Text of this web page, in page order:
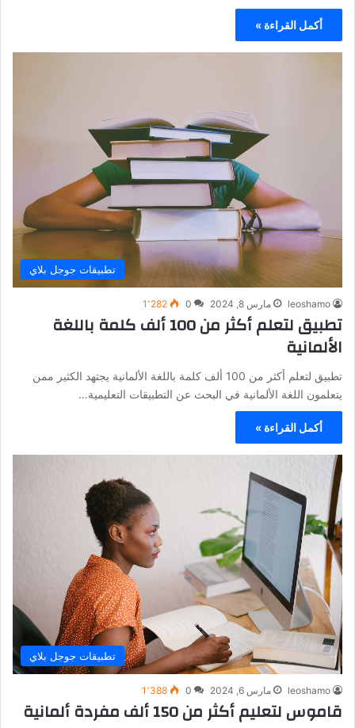
أكمل القراءة »
تطبيقات جوجل بلاي
leoshamo مارس 8, 2024 0 1٬282
تطبيق لتعلم أكثر من 100 ألف كلمة باللغة
الألمانية
تطبيق لتعلم أكثر من 100 ألف كلمة باللغة الألمانية يجتهد الكثير ممن
يتعلمون اللغة الألمانية في البحث عن التطبيقات التعليمية…
أكمل القراءة »
تطبيقات جوجل بلاي
leoshamo مارس 6, 2024 0 1٬388
قاموس لتعليم أكثر من 150 ألف مفردة ألمانية